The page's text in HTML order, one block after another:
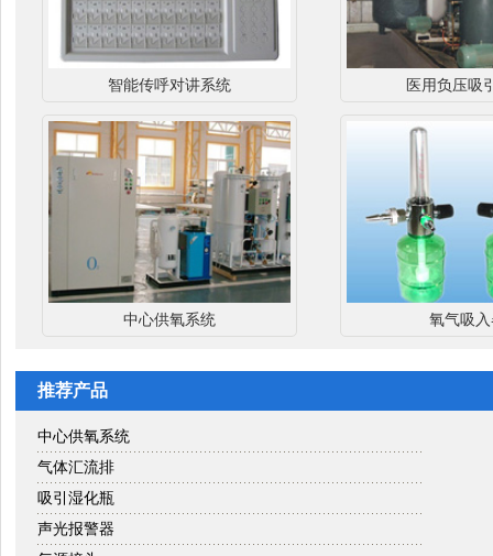
智能传呼对讲系统 医用负压吸
中心供氧系统 氧气吸
推荐产品
中心供氧系统
气体汇流排
吸引湿化瓶
声光报警器